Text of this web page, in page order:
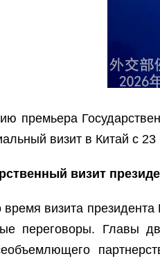
премьера
визит в Китай с
визит
время визита
переговоры. Главы